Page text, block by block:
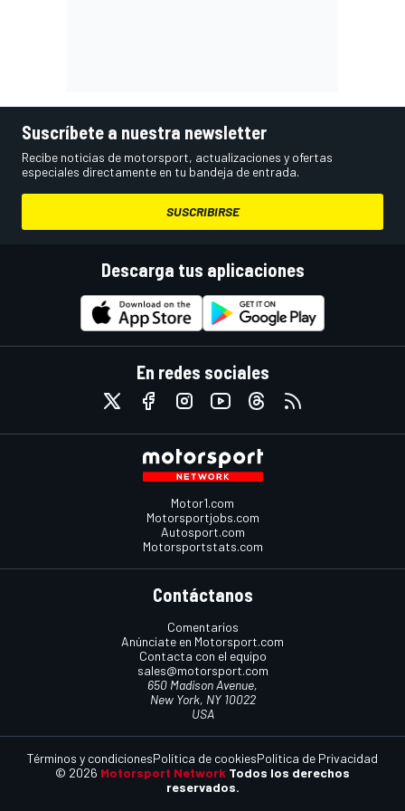
Suscríbete a nuestra newsletter
Recibe noticias de motorsport, actualizaciones y ofertas
especiales directamente en tu bandeja de entrada.
SUSCRIBIRSE
Descarga tus aplicaciones
En redes sociales
Motor1.com
Motorsportjobs.com
Autosport.com
Motorsportstats.com
Contáctanos
Comentarios
Anúnciate en Motorsport.com
Contacta con el equipo
sales@motorsport.com
650 Madison Avenue,
New York, NY 10022
USA
© 2026 Motorsport Network Todos los derechos
reservados.
Términos y condicionesPolítica de cookiesPolítica de Privacidad